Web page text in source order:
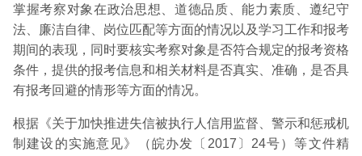
掌握考察对象在政治思想、道德品质、能力素质、遵纪守
法、廉洁自律、岗位匹配等方面的情况以及学习工作和报考
期间的表现，同时要核实考察对象是否符合规定的报考资格
条件，提供的报考信息和相关材料是否真实、准确，是否具
有报考回避的情形等方面的情况。
根据《关于加快推进失信被执行人信用监督、警示和惩戒机
制建设的实施意见》（皖办发〔2017〕24号）等文件精